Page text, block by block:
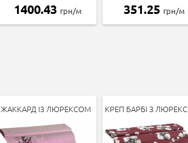
1400.43 грн/м 351.25 грн/м
ЖАККАРД ІЗ ЛЮРЕКСОМ КРЕП БАРБІ З